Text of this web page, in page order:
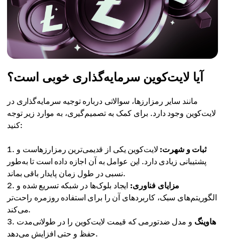
آیا لایت‌کوین سرمایه‌گذاری خوبی است؟
مانند سایر رمزارزها، سوالاتی درباره توجیه سرمایه‌گذاری در
لایت‌کوین وجود دارد. برای کمک به تصمیم‌گیری، به موارد زیر توجه
کنید:
ثبات و شهرت: لایت‌کوین یکی از قدیمی‌ترین رمزارزهاست و
پشتیبانی زیادی دارد. این عوامل به آن اجازه داده است تا به‌طور
نسبی در طول زمان پایدار باقی بماند.
مزایای فناوری: ایجاد بلوک‌ها در شبکه تسریع شده و
الگوریتم‌های سبک، کاربردهای آن را برای استفاده روزمره راحت‌تر
می‌کند.
هاوینگ و مدل ضدتورمی که قیمت لایت‌کوین را در طولانی‌مدت
حفظ و حتی افزایش می‌دهد.